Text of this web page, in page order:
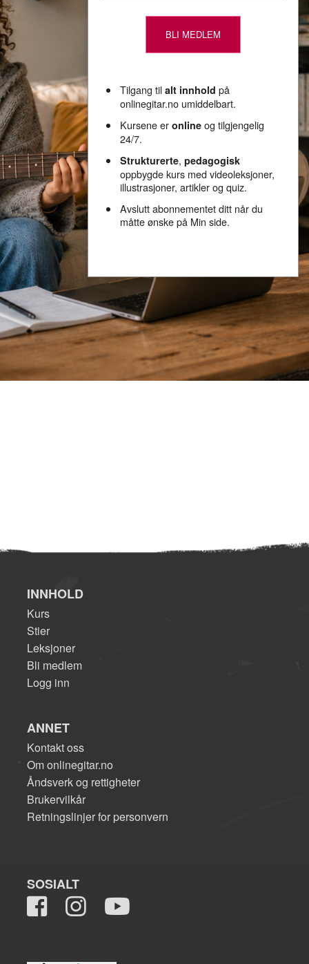
Tilgang til alt innhold på
onlinegitar.no umiddelbart.
Kursene er online og tilgjengelig
24/7.
Strukturerte, pedagogisk
oppbygde kurs med videoleksjoner,
illustrasjoner, artikler og quiz.
Avslutt abonnementet ditt når du
måtte ønske på Min side.
INNHOLD
Kurs
Stier
Leksjoner
Bli medlem
Logg inn
ANNET
Kontakt oss
Om onlinegitar.no
Åndsverk og rettigheter
Brukervilkår
Retningslinjer for personvern
SOSIALT